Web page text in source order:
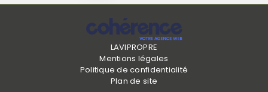
LAVIPROPRE
Mentions légales
Politique de confidentialité
Plan de site